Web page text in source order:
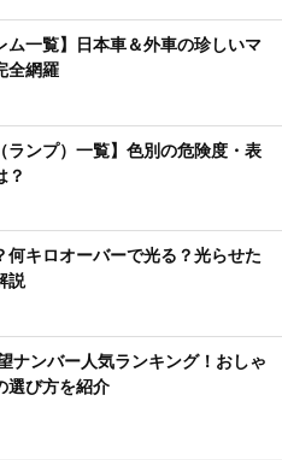
ム一覧】日本車＆外車の珍しいマ
全網羅
ランプ）一覧】色別の危険度・表
？
何キロオーバーで光る？光らせた
説
ナンバー人気ランキング！おしゃ
選び方を紹介